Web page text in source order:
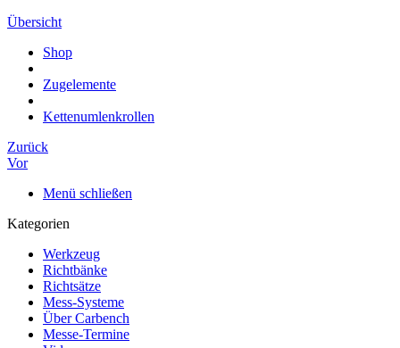
Übersicht
Shop
Zugelemente
Kettenumlenkrollen
Zurück
Vor
Menü schließen
Kategorien
Werkzeug
Richtbänke
Richtsätze
Mess-Systeme
Über Carbench
Messe-Termine